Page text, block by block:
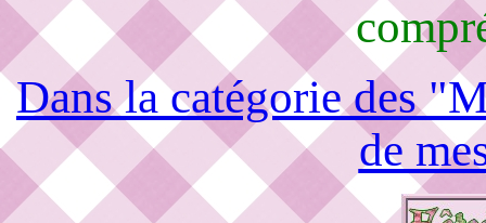
Dans la catégorie des
de